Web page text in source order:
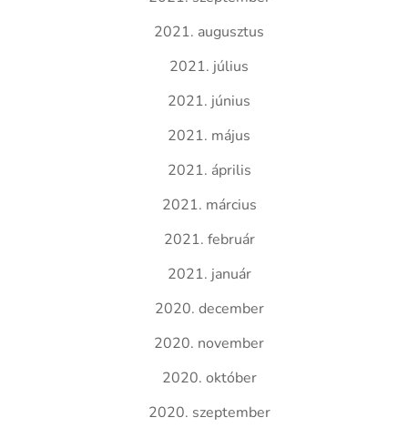
2021. augusztus
2021. július
2021. június
2021. május
2021. április
2021. március
2021. február
2021. január
2020. december
2020. november
2020. október
2020. szeptember